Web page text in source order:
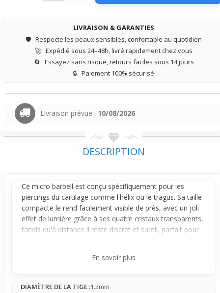
LIVRAISON & GARANTIES
🛡️ Respecte les peaux sensibles, confortable au quotidien
🚀 Expédié sous 24–48h, livré rapidement chez vous
🔄 Essayez sans risque, retours faciles sous 14 jours
🔒 Paiement 100% sécurisé
Livraison prévue : 10/08/2026
DESCRIPTION
Ce micro barbell est conçu spécifiquement pour les
piercings du cartilage comme l'hélix ou letragus. Sa taille
compacte le rend facilement visible de près, avec un joli
effet de lumière grâce à ses quatre cristaux transparents,
tandis qu'à distance il reste discret et subtil, parfait pour
Fabriqué en acier chirurgical, il assure une bonne tenue
légèrement dans les cheveux ou avec certains vêtements,
En savoir plus
DIAMÈTRE DE LA TIGE :1.2mm